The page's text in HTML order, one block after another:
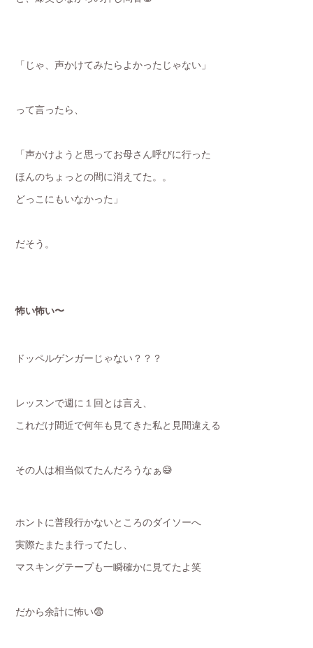
「じゃ、声かけてみたらよかったじゃない」
って言ったら、
「声かけようと思ってお母さん呼びに行った
ほんのちょっとの間に消えてた。。
どっこにもいなかった」
だそう。
怖い怖い〜
ドッペルゲンガーじゃない？？？
レッスンで週に１回とは言え、
これだけ間近で何年も見てきた私と見間違える
その人は相当似てたんだろうなぁ😅
ホントに普段行かないところのダイソーへ
実際たまたま行ってたし、
マスキングテープも一瞬確かに見てたよ笑
だから余計に怖い😨